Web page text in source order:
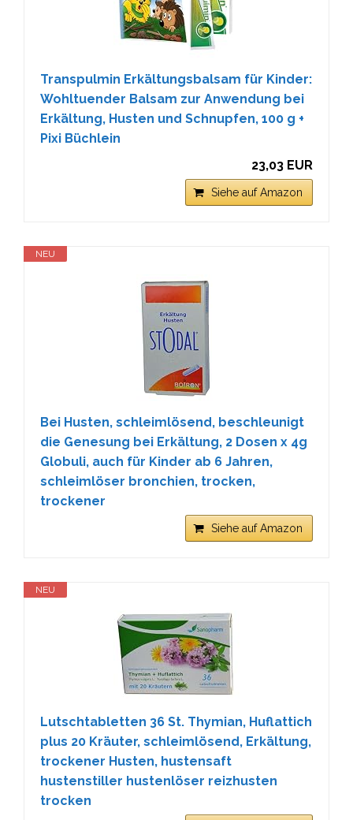
Transpulmin Erkältungsbalsam für Kinder:
Wohltuender Balsam zur Anwendung bei
Erkältung, Husten und Schnupfen, 100 g +
Pixi Büchlein
23,03 EUR
Siehe auf Amazon
NEU
Bei Husten, schleimlösend, beschleunigt
die Genesung bei Erkältung, 2 Dosen x 4g
Globuli, auch für Kinder ab 6 Jahren,
schleimlöser bronchien, trocken,
trockener
Siehe auf Amazon
NEU
Lutschtabletten 36 St. Thymian, Huflattich
plus 20 Kräuter, schleimlösend, Erkältung,
trockener Husten, hustensaft
hustenstiller hustenlöser reizhusten
trocken